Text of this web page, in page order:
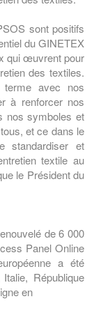
sont positifs
du GINETEX
qui œuvrent pour
des textiles.
avec nos
à renforcer nos
nos symboles et
et ce dans le
standardiser et
textile au
le Président du
de 6 000
Panel Online
a été
République
en